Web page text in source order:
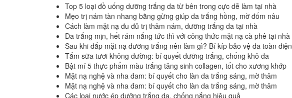
Top 5 loại đồ uống dưỡng trắng da từ bên trong cực dễ làm tại nhà
Mẹo trị nám tàn nhang bằng gừng giúp da trắng hồng, mờ đốm nâu
Cách làm mặt nạ đu đủ trị thâm nám, dưỡng trắng da tại nhà
Da trắng mịn, hết rám nắng tức thì với công thức mặt nạ cà phê tại nhà
Sau khi đắp mặt nạ dưỡng trắng nên làm gì? Bí kíp bảo vệ da toàn diện
Tắm sữa tươi không đường: bí quyết dưỡng trắng, chống khô da
Bật mí 5 thực phẩm màu trắng tăng sinh collagen, tốt cho xương khớp
Mặt nạ nghệ và nha đam: bí quyết cho làn da trắng sáng, mờ thâm
Mặt nạ nghệ và nha đam: bí quyết cho làn da trắng sáng, mờ thâm
Các loại nước ép dưỡng trắng da, chống nắng hiệu quả